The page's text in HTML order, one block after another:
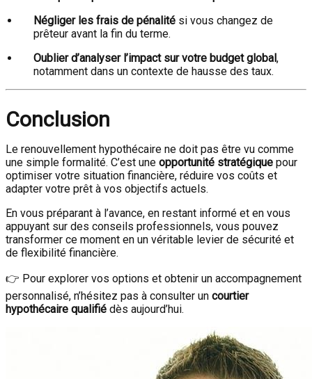
Négliger les frais de pénalité si vous changez de
prêteur avant la fin du terme.
Oublier d’analyser l’impact sur votre budget global ,
notamment dans un contexte de hausse des taux.
Conclusion
Le renouvellement hypothécaire ne doit pas être vu comme
une simple formalité. C’est une opportunité stratégique pour
optimiser votre situation financière, réduire vos coûts et
adapter votre prêt à vos objectifs actuels.
En vous préparant à l’avance, en restant informé et en vous
appuyant sur des conseils professionnels, vous pouvez
transformer ce moment en un véritable levier de sécurité et
de flexibilité financière.
👉 Pour explorer vos options et obtenir un accompagnement
personnalisé, n’hésitez pas à consulter un courtier
hypothécaire qualifié dès aujourd’hui.